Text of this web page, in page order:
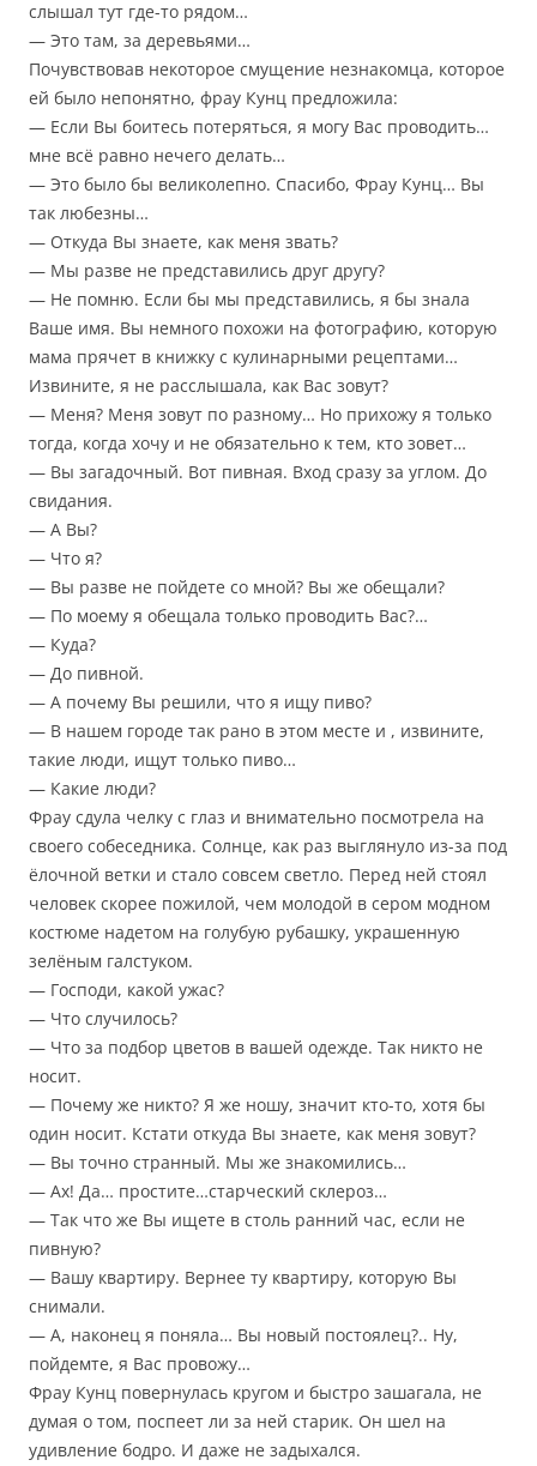
слышал тут где-то рядом…
— Это там, за деревьями…
Почувствовав некоторое смущение незнакомца, которое
ей было непонятно, фрау Кунц предложила:
— Если Вы боитесь потеряться, я могу Вас проводить…
мне всё равно нечего делать…
— Это было бы великолепно. Спасибо, Фрау Кунц… Вы
так любезны…
— Откуда Вы знаете, как меня звать?
— Мы разве не представились друг другу?
— Не помню. Если бы мы представились, я бы знала
Ваше имя. Вы немного похожи на фотографию, которую
мама прячет в книжку с кулинарными рецептами…
Извините, я не расслышала, как Вас зовут?
— Меня? Меня зовут по разному… Но прихожу я только
тогда, когда хочу и не обязательно к тем, кто зовет…
— Вы загадочный. Вот пивная. Вход сразу за углом. До
свидания.
— А Вы?
— Что я?
— Вы разве не пойдете со мной? Вы же обещали?
— По моему я обещала только проводить Вас?…
— Куда?
— До пивной.
— А почему Вы решили, что я ищу пиво?
— В нашем городе так рано в этом месте и , извините,
такие люди, ищут только пиво…
— Какие люди?
Фрау сдула челку с глаз и внимательно посмотрела на
своего собеседника. Солнце, как раз выглянуло из-за под
ёлочной ветки и стало совсем светло. Перед ней стоял
человек скорее пожилой, чем молодой в сером модном
костюме надетом на голубую рубашку, украшенную
зелёным галстуком.
— Господи, какой ужас?
— Что случилось?
— Что за подбор цветов в вашей одежде. Так никто не
носит.
— Почему же никто? Я же ношу, значит кто-то, хотя бы
один носит. Кстати откуда Вы знаете, как меня зовут?
— Вы точно странный. Мы же знакомились…
— Ах! Да… простите…старческий склероз…
— Так что же Вы ищете в столь ранний час, если не
пивную?
— Вашу квартиру. Вернее ту квартиру, которую Вы
снимали.
— А, наконец я поняла… Вы новый постоялец?.. Ну,
пойдемте, я Вас провожу…
Фрау Кунц повернулась кругом и быстро зашагала, не
думая о том, поспеет ли за ней старик. Он шел на
удивление бодро. И даже не задыхался.